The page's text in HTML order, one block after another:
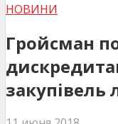
НОВИНИ
Гройсман
закупівель